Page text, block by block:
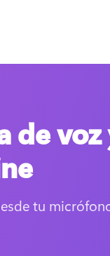
sesión
de voz
tu